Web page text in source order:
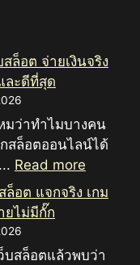
สล็อต จ่ายเงินจริง
ละดีที่สุด
มว่าทำไมบางคน
สล็อตออนไลน์ได้
Read more
ล็อต แจกจริง เกม
ยไม่มีกั๊ก
บสล็อตแล้วพบว่า